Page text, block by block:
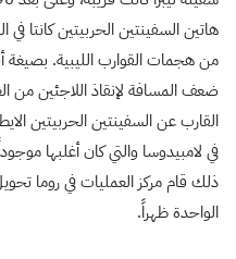
هاتين السفينتين الحربيتين كانتا
من هجمات القوارب الليبية. بصيغة
ضعف المسافة لإنقاذ اللاجئين من
القارب عن السفينتين الحربيتين
في لامبيدوسا والتي كان أغلبها
ذلك قام مركز العمليات في روما
الواحدة ظهراً.